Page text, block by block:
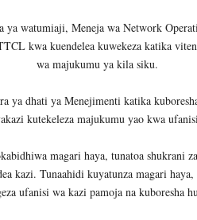
ya watumiaji, Meneja wa Network
kwa kuendelea kuwekeza katika
wa majukumu ya kila siku.
ya dhati ya Menejimenti katika
kutekeleza majukumu yao kwa
magari haya, tunatoa shukrani
kazi. Tunaahidi kuyatunza magari
ufanisi wa kazi pamoja na kuboresha